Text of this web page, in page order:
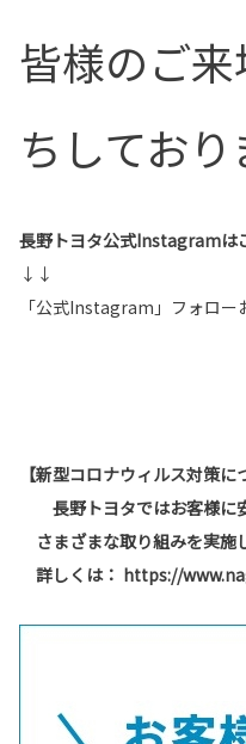
皆様のご
ちしており
長野トヨタ公式Instagramは
↓↓
「公式Instagram」フォロー
【新型コロナウィルス対策に
長野トヨタではお客様に安
さまざまな取り組みを実施
詳しくは： https://